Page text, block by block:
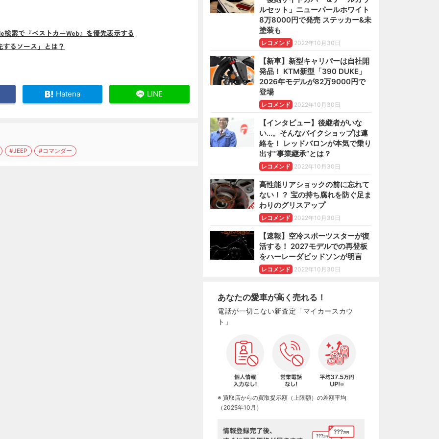
検索で『ベストカーWeb』を優先表示する
するソース」とは？
Hatena LINE
#JEEP #コマンダー
ルセット」ニューパールホワイト
8万8000円で発売 ステッカー&未
塗装も
レコメンド 2022年10月30日
【新車】新型キャリパーは自社開
発品！ KTM新型「390 DUKE」
2026年モデルが82万9000円で
登場
レコメンド 2022年10月30日
【インタビュー】後継者がいな
い…。そんなバイクショップは連
絡を！ レッドバロンが本気で乗り
出す“事業継承”とは？
レコメンド 2022年10月30日
高性能リアショックの前に忘れて
ない！？ 宝の持ち腐れを防ぐ足ま
わりのグリスアップ
レコメンド 2022年10月30日
【速報】空冷スポーツスターが復
活する！ 2027モデルでの再登板
をハーレーダビッドソンが明言
レコメンド 2022年10月30日
あなたの愛車が高く売れる！
電話が一切こない新査定「マイカースカウ
ト」
※ 買取店からの買取提示額（上限額）の差額平均
（2025年10月）